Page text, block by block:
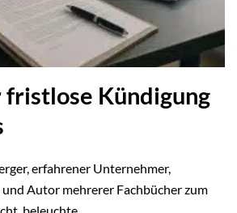
fristlose Kündigung
erfahrener Unternehmer,
Autor mehrerer Fachbücher zum